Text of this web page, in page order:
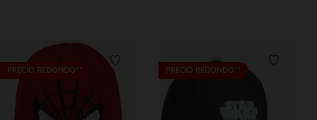
PRECIO REDONDO** Lista de requisitosPRECIO REDONDO**